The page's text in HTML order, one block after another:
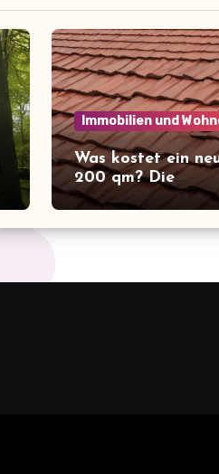
Immobilien und
Was kostet ein
200 qm? Die
überraschenden
Überblick!